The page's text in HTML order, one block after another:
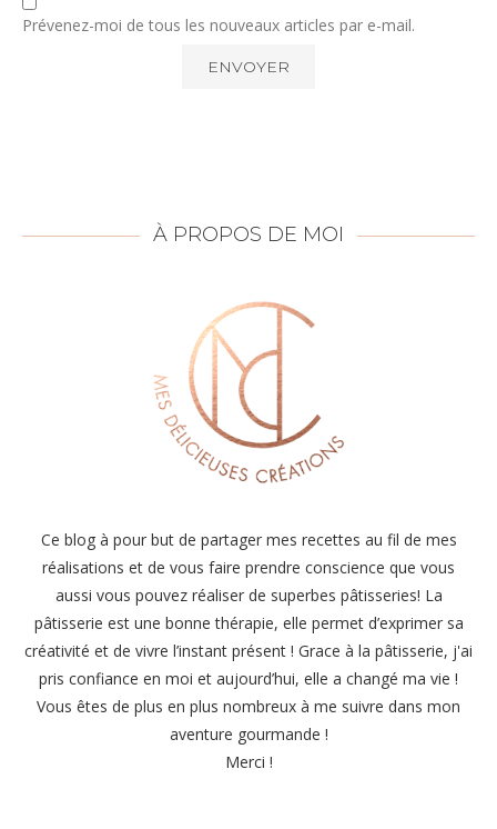
Prévenez-moi de tous les nouveaux articles par e-mail.
À PROPOS DE MOI
Ce blog à pour but de partager mes recettes au fil de mes
réalisations et de vous faire prendre conscience que vous
aussi vous pouvez réaliser de superbes pâtisseries! La
pâtisserie est une bonne thérapie, elle permet d’exprimer sa
créativité et de vivre l’instant présent ! Grace à la pâtisserie, j'ai
pris confiance en moi et aujourd’hui, elle a changé ma vie !
Vous êtes de plus en plus nombreux à me suivre dans mon
aventure gourmande !
Merci !